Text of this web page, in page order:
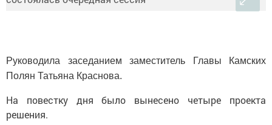
Руководила заседанием заместитель Главы Камских
Полян Татьяна Краснова.
На повестку дня было вынесено четыре проекта
решения.